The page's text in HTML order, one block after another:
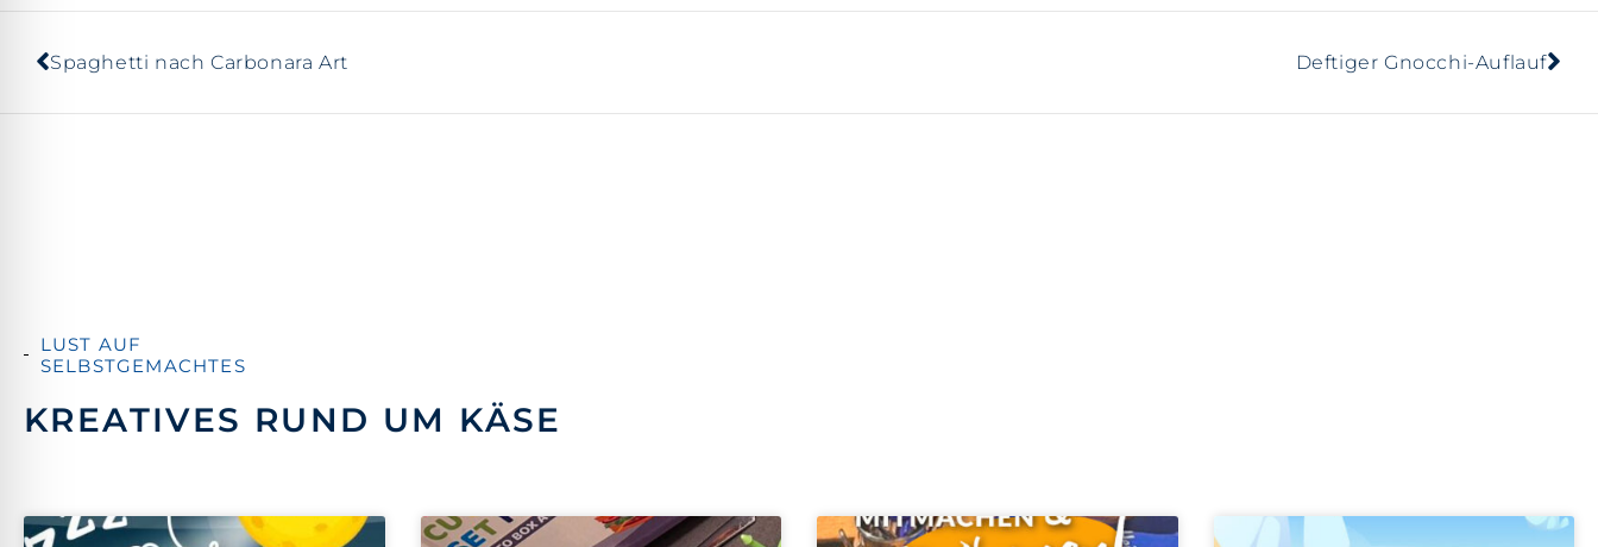
Spaghetti nach Carbonara Art Deftiger Gnocchi-Auflauf
LUST AUF
SELBSTGEMACHTES
KREATIVES RUND UM KÄSE